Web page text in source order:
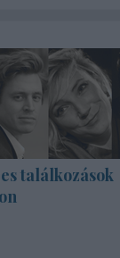
találkozások